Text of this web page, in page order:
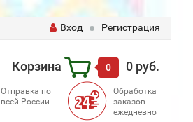
Вход Регистрация
Корзина 0 0 руб.
Отправка по
всей России
Обработка
заказов
ежедневно